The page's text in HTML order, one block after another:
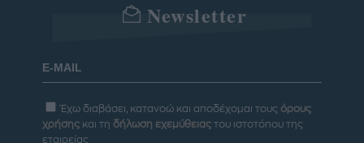
Newsletter
Έχω διαβάσει, κατανοώ και αποδέχομαι τους όρους
χρήσης και τη δήλωση εχεμύθειας του ιστοτόπου της
εταιρείας